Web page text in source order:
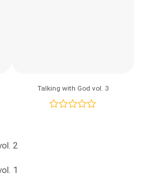
Talking with God vol. 3
2
1